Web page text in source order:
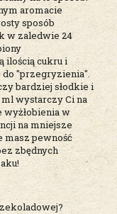
aromacie
sposób
w zaledwie 24
ilością cukru i
do "przegryzienia".
bardziej słodkie i
wystarczy Ci na
wyżłobienia w
na mniejsze
masz pewność
zbędnych